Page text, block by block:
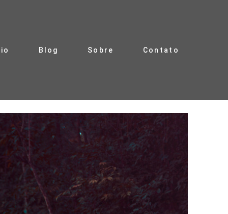
Blog Sobre Contato